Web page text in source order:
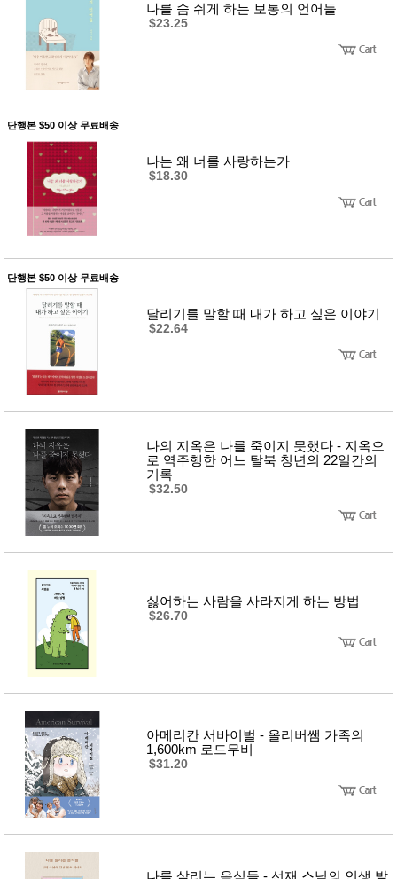
건강/미
용/식기
용품
성장발
달교육
유/아동
내의
가방/지
갑/케이
화
생세탁세
제
일상 돋
침구용
생활/욕
실/청소
용품
WALL
Pet
Supplies
공연/행
사
나를 숨 쉬게 하는 보통의 언어들
$23.25
단행본 $50 이상 무료배송
나는 왜 너를 사랑하는가
$18.30
단행본 $50 이상 무료배송
달리기를 말할 때 내가 하고 싶은 이야기
$22.64
나의 지옥은 나를 죽이지 못했다 - 지옥으
로 역주행한 어느 탈북 청년의 22일간의
기록
$32.50
싫어하는 사람을 사라지게 하는 방법
$26.70
아메리칸 서바이벌 - 올리버쌤 가족의
1,600km 로드무비
$31.20
나를 살리는 음식들 - 선재 스님의 인생 발